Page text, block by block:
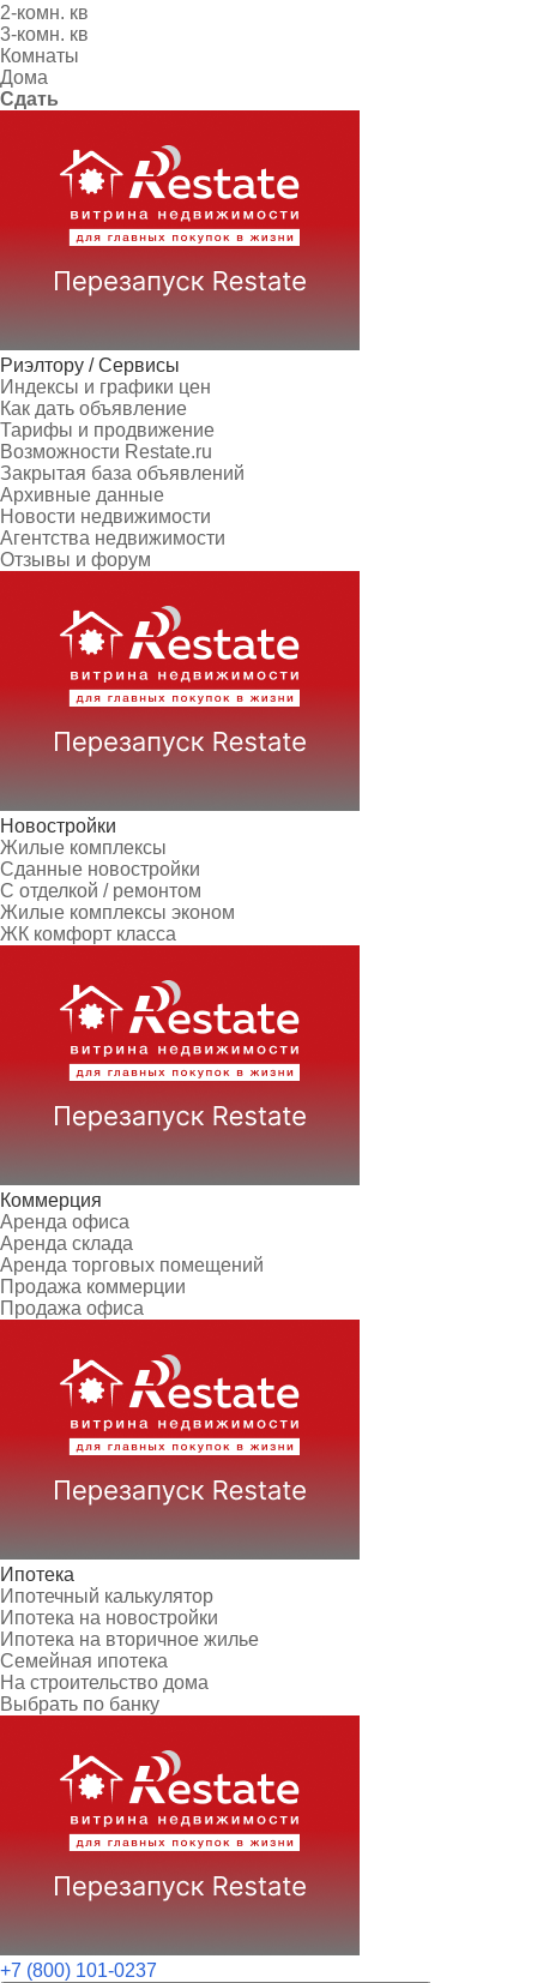
2-комн. кв
3-комн. кв
Комнаты
Дома
Сдать
Риэлтору / Сервисы
Индексы и графики цен
Как дать объявление
Тарифы и продвижение
Возможности Restate.ru
Закрытая база объявлений
Архивные данные
Новости недвижимости
Агентства недвижимости
Отзывы и форум
Новостройки
Жилые комплексы
Сданные новостройки
С отделкой / ремонтом
Жилые комплексы эконом
ЖК комфорт класса
Коммерция
Аренда офиса
Аренда склада
Аренда торговых помещений
Продажа коммерции
Продажа офиса
Ипотека
Ипотечный калькулятор
Ипотека на новостройки
Ипотека на вторичное жилье
Семейная ипотека
На строительство дома
Выбрать по банку
+7 (800) 101-0237